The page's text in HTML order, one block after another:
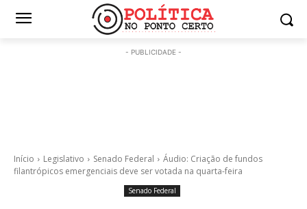
- PUBLICIDADE -
Início Legislativo Senado Federal
Áudio: Criação de fundos
filantrópicos emergenciais deve ser votada na quarta-feira
Senado Federal